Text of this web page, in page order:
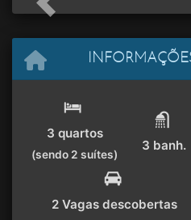
Previous
3 quartos
(sendo 2 suítes)
3 banh.
2 Vagas descobertas